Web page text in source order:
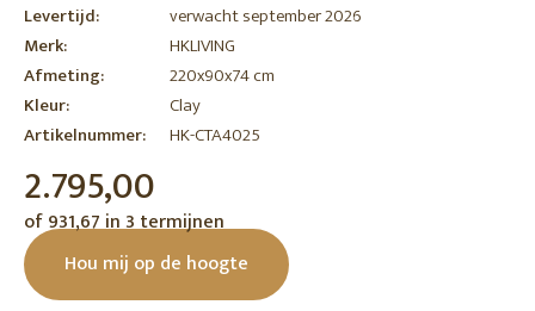
Levertijd:
verwacht september 2026
Merk:
HKLIVING
Afmeting:
220x90x74 cm
Kleur:
Clay
Artikelnummer:
HK-CTA4025
2.795,00
of 931,67 in 3 termijnen
Hou mij op de hoogte